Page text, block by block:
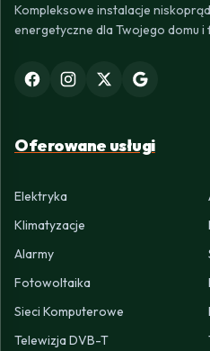
Kompleksowe instalacje
energetyczne dla Twojego domu i
Oferowane usługi
Elektryka
Klimatyzacje
Alarmy
Fotowoltaika
Sieci Komputerowe
Telewizja DVB-T